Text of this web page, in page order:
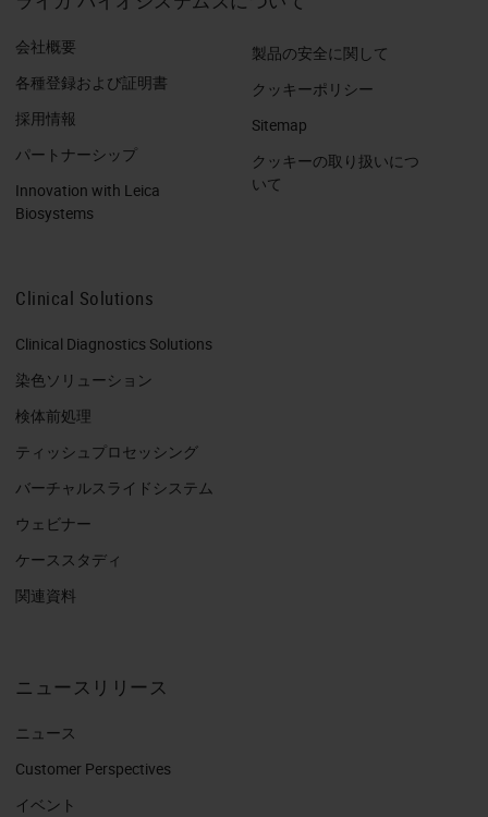
会社概要
各種登録および証明書
採用情報
パートナーシップ
Innovation with Leica
Biosystems
製品の安全に関して
クッキーポリシー
Sitemap
クッキーの取り扱いにつ
いて
Clinical Solutions
Clinical Diagnostics Solutions
染色ソリューション
検体前処理
ティッシュプロセッシング
バーチャルスライドシステム
ウェビナー
ケーススタディ
関連資料
ニュースリリース
ニュース
Customer Perspectives​
イベント